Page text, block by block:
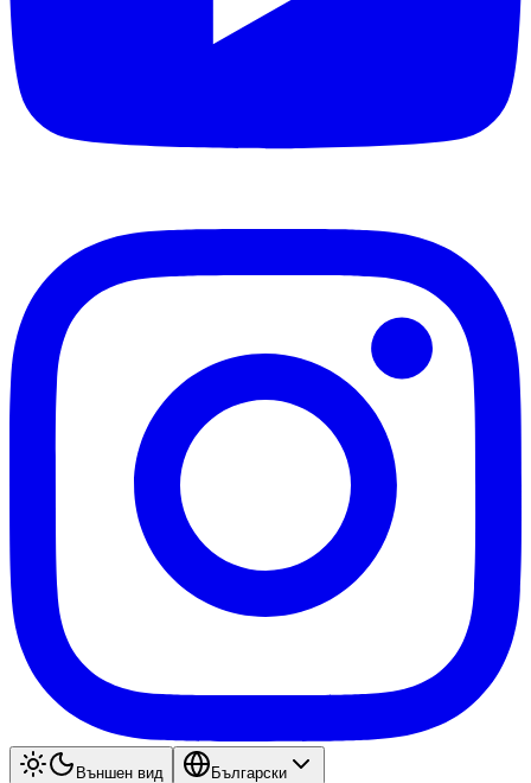
Външен вид
Български